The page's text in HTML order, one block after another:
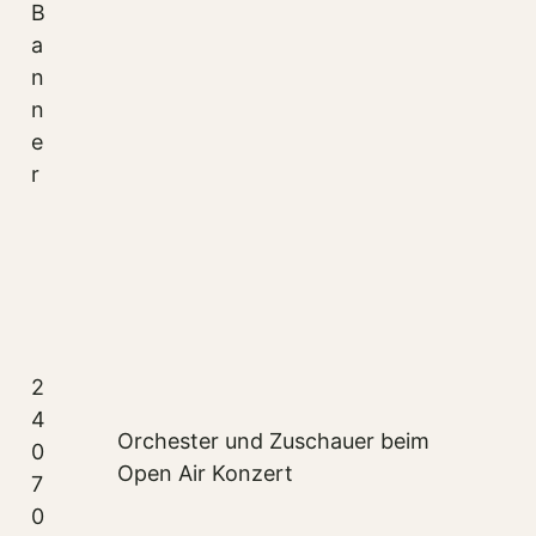
B
a
n
n
e
r
2
4
0
7
0
Orchester und Zuschauer beim
Open Air Konzert